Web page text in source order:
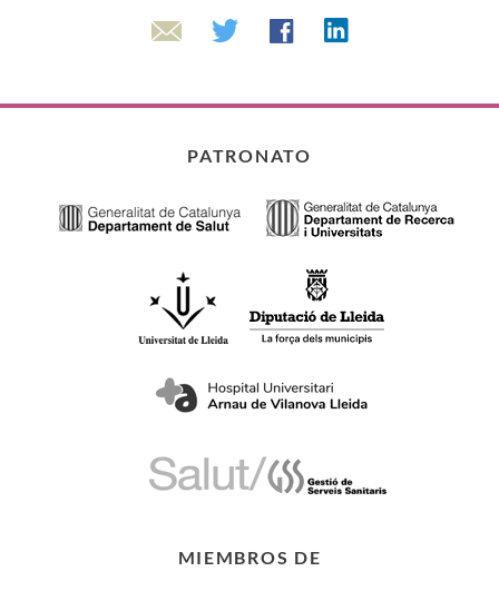
Email Twitter FacebookLinkedin
PATRONATO
MIEMBROS DE